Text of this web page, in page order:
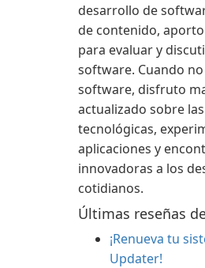
desarrollo de
de contenido,
para evaluar y
software. Cuando
software, disfruto
actualizado sobre
tecnológicas,
aplicaciones y
innovadoras a los
cotidianos.
Últimas reseñas
¡Renueva tu
Updater!